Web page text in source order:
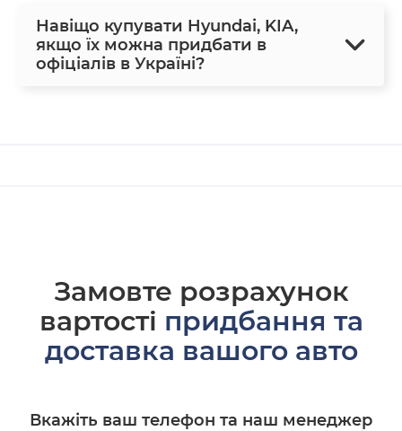
Навіщо купувати Hyundai, KIA,
якщо їх можна придбати в
офіціалів в Україні?
Замовте розрахунок
вартості придбання та
доставка вашого авто
Вкажіть ваш телефон та наш менеджер